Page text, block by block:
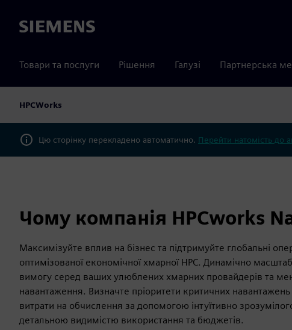
Siemens
Товари та послуги Рішення Галузі Партнерська
HPCWorks
Цю сторінку перекладено автоматично. Перейти натомість до
Чому компанія HPCworks
Максимізуйте вплив на бізнес та підтримуйте глобальні
оптимізованої економічної хмарної HPC. Динамічно
вимогу серед ваших улюблених хмарних провайдерів та
навантаження. Визначте пріоритети критичних
витрати на обчислення за допомогою інтуїтивно
детальною видимістю використання та бюджетів.